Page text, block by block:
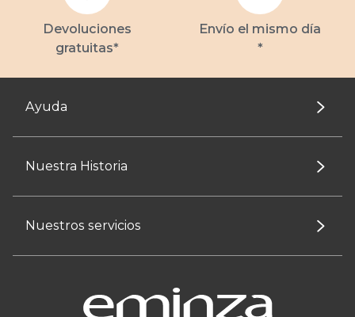
Devoluciones
gratuitas*
Envío el mismo día
*
Ayuda
Nuestra Historia
Nuestros servicios